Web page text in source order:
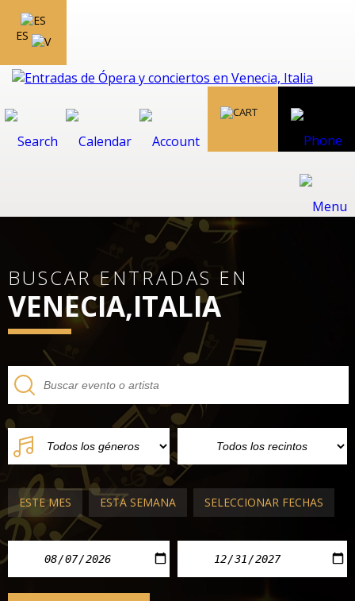
ES
BUSCAR ENTRADAS EN
VENECIA,ITALIA
ESTE MES ESTA SEMANA SELECCIONAR FECHAS